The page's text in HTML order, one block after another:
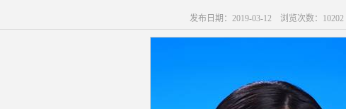
发布日期：2019-03-12 浏览次数： 10202